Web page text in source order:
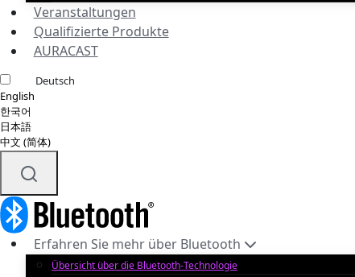
Veranstaltungen
Qualifizierte Produkte
AURACAST
Deutsch
English
한국어
日本語
中文 (简体)
Erfahren Sie mehr über Bluetooth
Übersicht über die Bluetooth-Technologie